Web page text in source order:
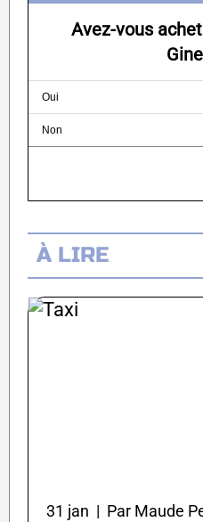
Avez-vous
Oui
Non
À LIRE
31 jan | Par Maude